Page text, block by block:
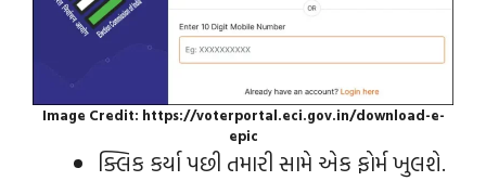
Image Credit: https://voterportal.eci.gov.in/download-e-
epic
ક્લિક કર્યા પછી તમારી સામે એક ફોર્મ ખુલશે.